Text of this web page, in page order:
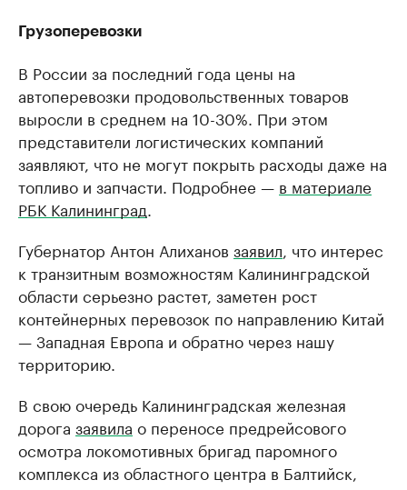
Грузоперевозки
В России за последний года цены на
автоперевозки продовольственных товаров
выросли в среднем на 10-30%. При этом
представители логистических компаний
заявляют, что не могут покрыть расходы даже на
топливо и запчасти. Подробнее — в материале
РБК Калининград
Губернатор Антон Алиханов заявил , что интерес
к транзитным возможностям Калининградской
области серьезно растет, заметен рост
контейнерных перевозок по направлению Китай
— Западная Европа и обратно через нашу
территорию.
В свою очередь Калининградская железная
дорога заявила о переносе предрейсового
осмотра локомотивных бригад паромного
комплекса из областного центра в Балтийск,